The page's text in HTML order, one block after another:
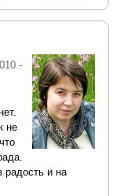
-
не
радость и на